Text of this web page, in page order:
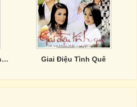
Hoàng Tử Dân Ca Lê Sang & Tứ Đại Mỹ Nhân Giai Điệu Tình Quê